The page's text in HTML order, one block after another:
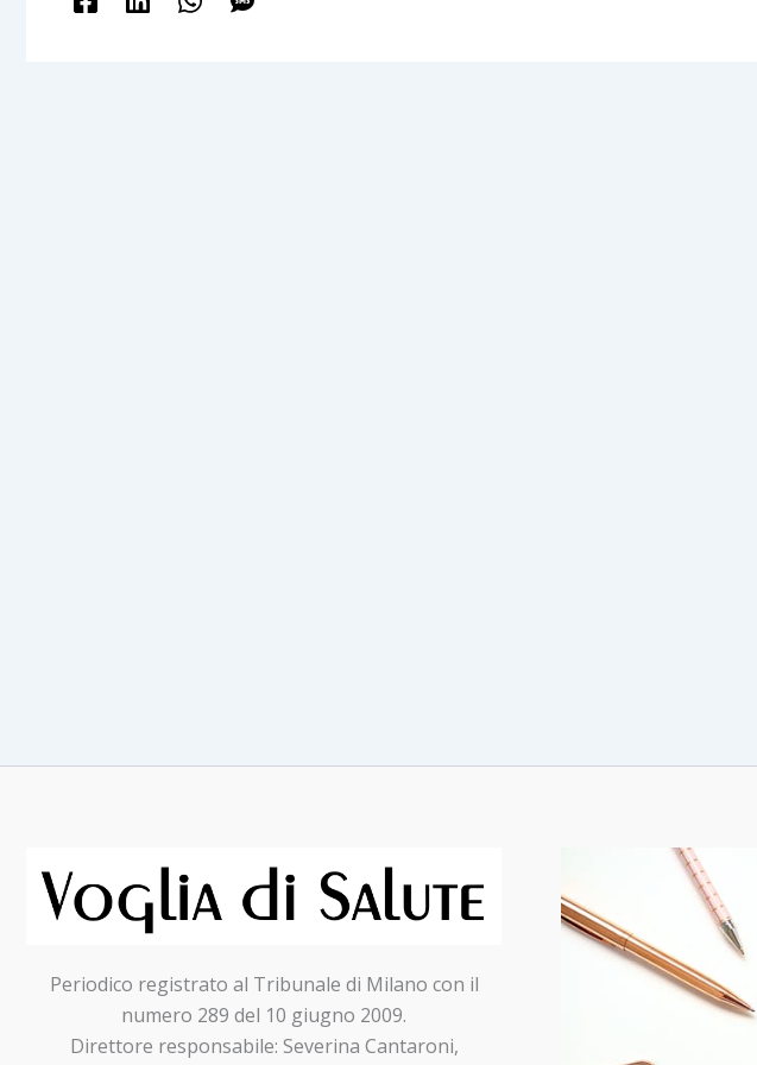
Periodico registrato al Tribunale di Milano con il
numero 289 del 10 giugno 2009.
Direttore responsabile: Severina Cantaroni,